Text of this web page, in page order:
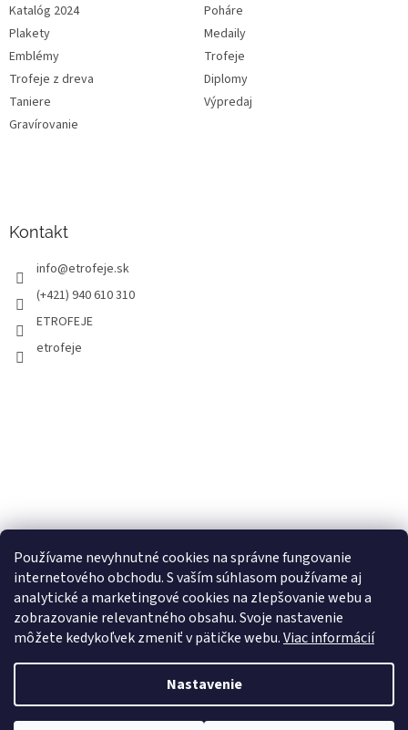
Používame nevyhnutné cookies na správne fungovanie
internetového obchodu. S vaším súhlasom používame aj
analytické a marketingové cookies na zlepšovanie webu a
zobrazovanie relevantného obsahu. Svoje nastavenie
môžete kedykoľvek zmeniť v pätičke webu.Viac informácií
Nastavenie
Katalóg 2024
Poháre
Plakety
Medaily
Emblémy
Trofeje
Trofeje z dreva
Diplomy
Taniere
Výpredaj
Gravírovanie
Kontakt
info@etrofeje.sk
(+421) 940 610 310
ETROFEJE
etrofeje
Copyright 2026ETROFEJE.sk. Všetky práva vyhradené.Upraviť